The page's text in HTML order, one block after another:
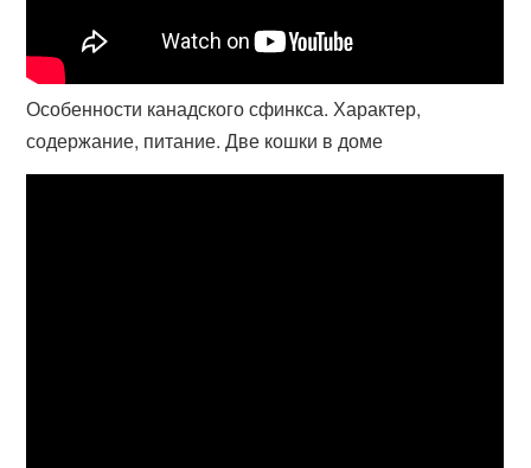
Особенности канадского сфинкса. Характер,
содержание, питание. Две кошки в доме